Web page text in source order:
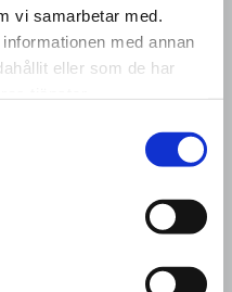
vi samarbetar med.
med annan
eller som de har